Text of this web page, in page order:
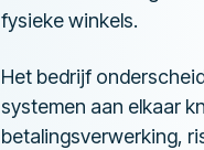
fysieke winkels.
Het bedrijf
systemen aan elkaar
betalingsverwerking,